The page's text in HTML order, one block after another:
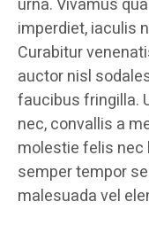
urna. Vivamus
imperdiet, iaculis
Curabitur
auctor nisl
faucibus fringilla.
nec, convallis a
molestie felis nec
semper tempor
malesuada vel